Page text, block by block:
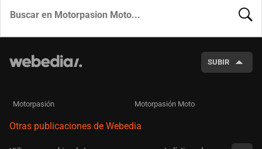
SUBIR
Motorpasión Motorpasión Moto
Otras publicaciones de Webedia